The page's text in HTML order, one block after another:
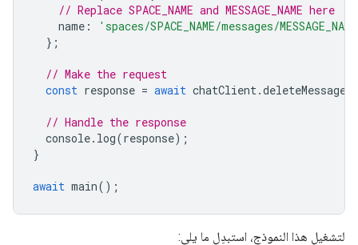
// Replace SPACE_NAME and MESSAGE_NAME here
name :
'spaces/SPACE_NAME/messages/
};
// Make the request
const response = await chatClient.deleteMessage
// Handle the response
console. log(response);
}
await main();
لتشغيل هذا النموذج، استبدِل ما يلي: